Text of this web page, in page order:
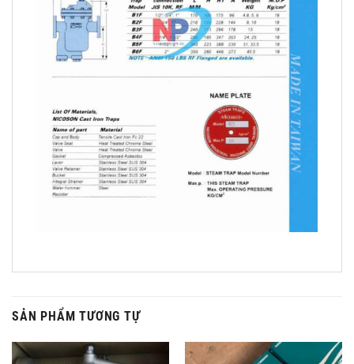
SẢN PHẨM TƯƠNG TỰ